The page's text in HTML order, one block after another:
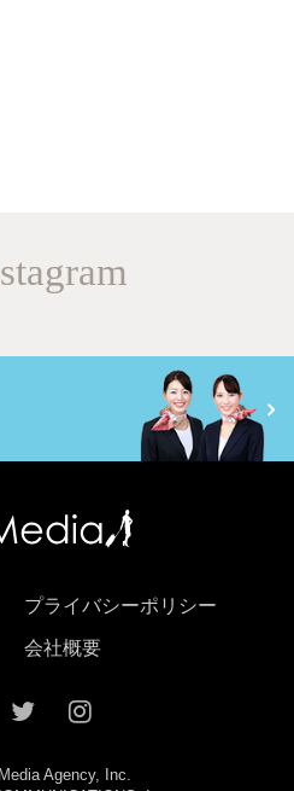
プライバシーポリシー
会社概要
Agency, Inc.